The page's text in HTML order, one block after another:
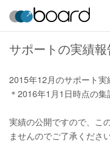
サポートの実績報
2015年12月のサポート実
＊2016年1月1日時点の集
実績の公開ですので、こ
ませんのでご了承ください